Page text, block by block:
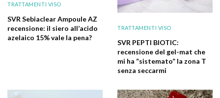
TRATTAMENTI VISO
SVR Sebiaclear Ampoule AZ
recensione: il siero all’acido
azelaico 15% vale la pena?
TRATTAMENTI VISO
SVR PEPTI BIOTIC:
recensione del gel-mat che
mi ha “sistemato” la zona T
senza seccarmi